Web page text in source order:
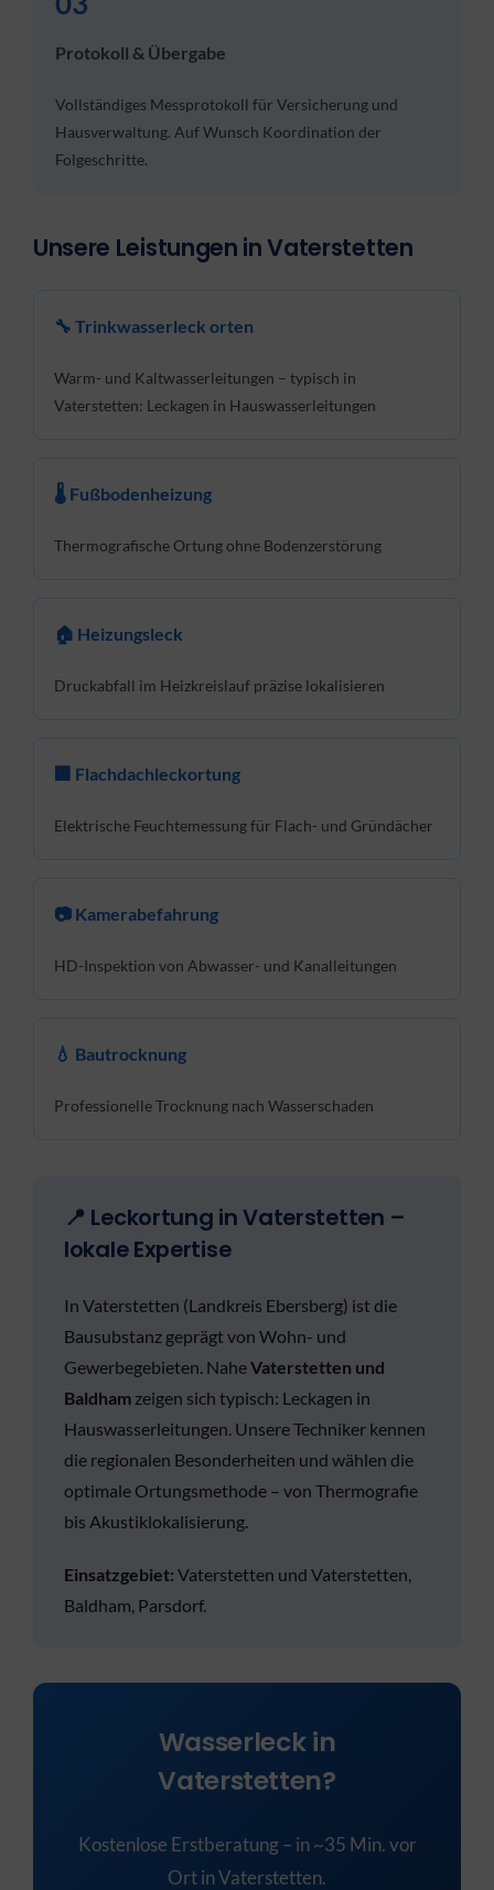
Protokoll & Übergabe
Vollständiges Messprotokoll für Versicherung und
Hausverwaltung. Auf Wunsch Koordination der
Folgeschritte.
Unsere Leistungen in Vaterstetten
🔧 Trinkwasserleck orten
Warm- und Kaltwasserleitungen – typisch in
Vaterstetten: Leckagen in Hauswasserleitungen
🌡 Fußbodenheizung
Thermografische Ortung ohne Bodenzerstörung
🏠 Heizungsleck
Druckabfall im Heizkreislauf präzise lokalisieren
🏢 Flachdachleckortung
Elektrische Feuchtemessung für Flach- und Gründächer
📷 Kamerabefahrung
HD-Inspektion von Abwasser- und Kanalleitungen
💧 Bautrocknung
Professionelle Trocknung nach Wasserschaden
📍 Leckortung in Vaterstetten –
lokale Expertise
In Vaterstetten (Landkreis Ebersberg) ist die
Bausubstanz geprägt von Wohn- und
Gewerbegebieten. NaheVaterstetten und
Baldham zeigen sich typisch: Leckagen in
Hauswasserleitungen. Unsere Techniker kennen
die regionalen Besonderheiten und wählen die
optimale Ortungsmethode – von Thermografie
bis Akustiklokalisierung.
Einsatzgebiet: Vaterstetten und Vaterstetten,
Baldham, Parsdorf.
Wasserleck in
Vaterstetten?
Kostenlose Erstberatung – in ~35 Min. vor
Ort in Vaterstetten.